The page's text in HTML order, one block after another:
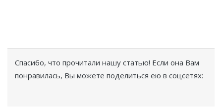
Спасибо, что прочитали нашу статью! Если она Вам
понравилась, Вы можете поделиться ею в соцсетях: